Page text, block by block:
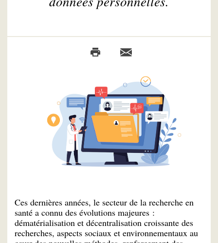
Ces dernières années, le secteur de la recherche en
santé a connu des évolutions majeures :
dématérialisation et décentralisation croissante des
recherches, aspects sociaux et environnementaux au